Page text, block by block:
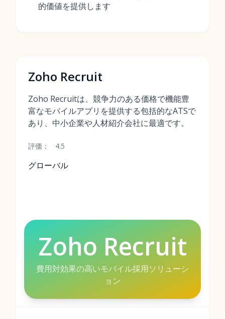
的価値を提供します
Zoho Recruit
Zoho Recruitは、競争力のある価格で機能豊
富なモバイルアプリを提供する包括的なATSで
あり、中小企業や人材紹介会社に最適です。
評価： 4.5
グローバル
Zoho Recruit
費用対効果の高いモバイル採用ソリューシ
ョン